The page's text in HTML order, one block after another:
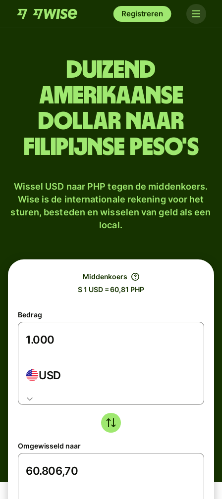
Registreren
duizend
Amerikaanse
dollar naar
Filipijnse peso's
Wissel USD naar PHP tegen de middenkoers.
Wise is de internationale rekening voor het
sturen, besteden en wisselen van geld als een
local.
Middenkoers
$ 1 USD = 60,81 PHP
Bedrag
USD
Omgewisseld naar